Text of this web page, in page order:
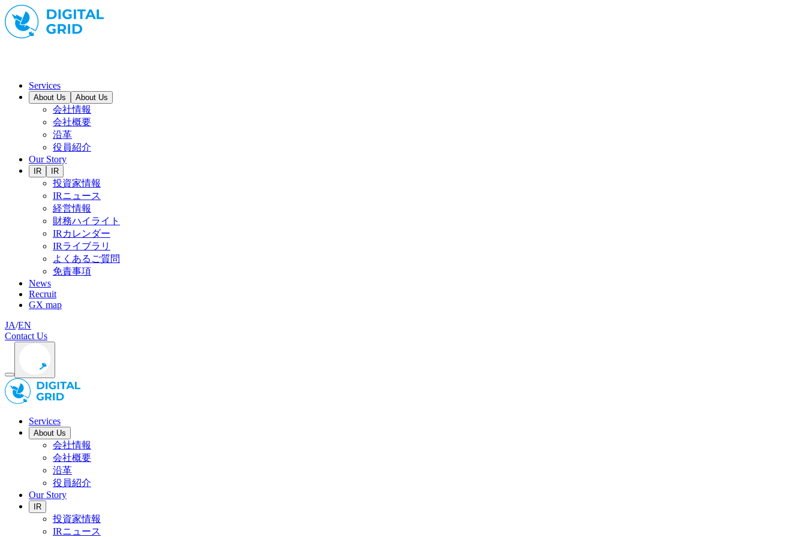
Services
About Us About Us
会社情報
会社概要
沿革
役員紹介
Our Story
IR IR
投資家情報
IRニュース
経営情報
財務ハイライト
IRカレンダー
IRライブラリ
よくあるご質問
免責事項
News
Recruit
GX map
JA/EN
Contact Us
Services
About Us
会社情報
会社概要
沿革
役員紹介
Our Story
IR
投資家情報
IRニュース